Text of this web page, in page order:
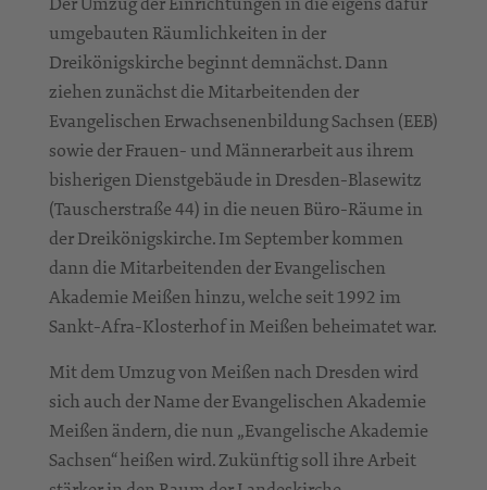
umgebauten Räumlichkeiten in der
Dreikönigskirche beginnt demnächst. Dann
ziehen zunächst die Mitarbeitenden der
Evangelischen Erwachsenenbildung Sachsen (EEB)
sowie der Frauen- und Männerarbeit aus ihrem
bisherigen Dienstgebäude in Dresden-Blasewitz
(Tauscherstraße 44) in die neuen Büro-Räume in
der Dreikönigskirche. Im September kommen
dann die Mitarbeitenden der Evangelischen
Akademie Meißen hinzu, welche seit 1992 im
Sankt-Afra-Klosterhof in Meißen beheimatet war.
Mit dem Umzug von Meißen nach Dresden wird
sich auch der Name der Evangelischen Akademie
Meißen ändern, die nun „Evangelische Akademie
Sachsen“ heißen wird. Zukünftig soll ihre Arbeit